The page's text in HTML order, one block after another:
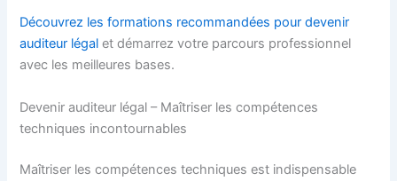
Découvrez les formations recommandées pour devenir
auditeur légal et démarrez votre parcours professionnel
avec les meilleures bases.
Devenir auditeur légal – Maîtriser les compétences
techniques incontournables
Maîtriser les compétences techniques est indispensable